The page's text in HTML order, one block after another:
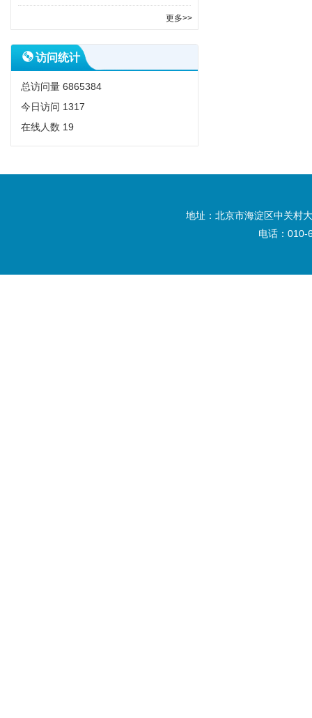
更多>>
访问统计
总访问量 6865384
今日访问 1317
在线人数 19
地址：北京市海淀区中关村
电话：